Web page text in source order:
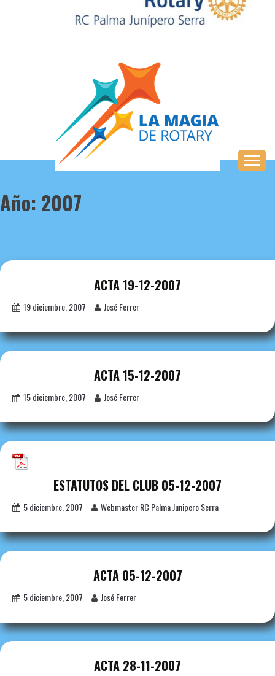
Año: 2007
ACTA 19-12-2007
19 diciembre, 2007 José Ferrer
ACTA 15-12-2007
15 diciembre, 2007 José Ferrer
ESTATUTOS DEL CLUB 05-12-2007
5 diciembre, 2007 Webmaster RC Palma Junipero Serra
ACTA 05-12-2007
5 diciembre, 2007 José Ferrer
ACTA 28-11-2007